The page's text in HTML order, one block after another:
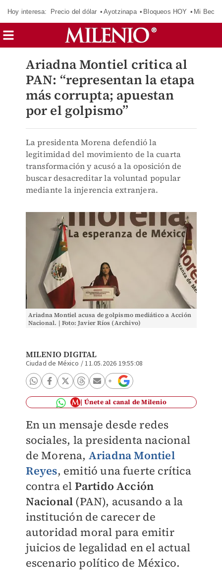
Hoy interesa: Precio del dólar Ayotzinapa Bloqueos HOY Mi Beca
Ariadna Montiel critica al
PAN: “representan la etapa
más corrupta; apuestan
por el golpismo”
La presidenta Morena defendió la
legitimidad del movimiento de la cuarta
transformación y acusó a la oposición de
buscar desacreditar la voluntad popular
mediante la injerencia extranjera.
Ariadna Montiel acusa de golpismo mediático a Acción
Nacional. | Foto: Javier Ríos (Archivo)
MILENIO DIGITAL
Ciudad de México /11.05.2026 19:55:08
Únete al canal de Milenio
En un mensaje desde redes
sociales, la presidenta nacional
de Morena, Ariadna Montiel
Reyes, emitió una fuerte crítica
contra el Partido Acción
Nacional (PAN), acusando a la
institución de carecer de
autoridad moral para emitir
juicios de legalidad en el actual
escenario político de México.